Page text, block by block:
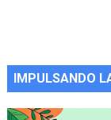
IMPULSANDO